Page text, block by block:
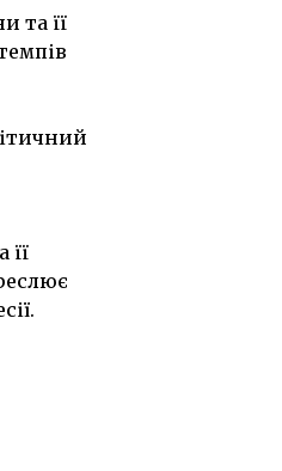
та її
її